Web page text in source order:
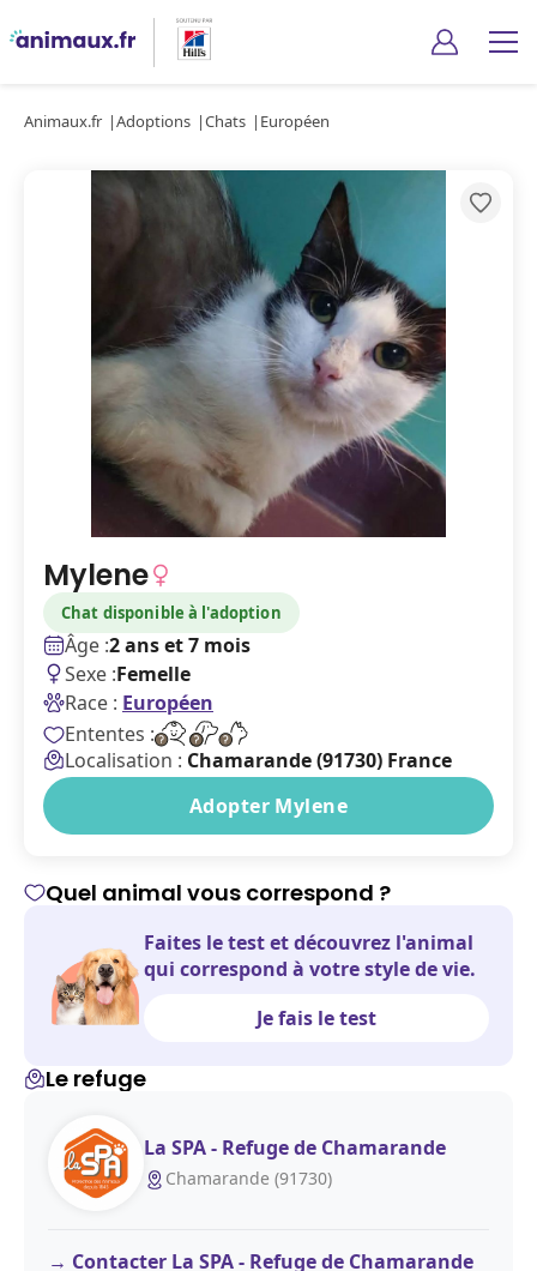
Animaux.fr Adoptions Chats Européen
Mylene
Chat disponible à l'adoption
Âge :2 ans et 7 mois
Sexe :Femelle
Race : Européen
Ententes :
Localisation : Chamarande (91730) France
Adopter Mylene
Quel animal vous correspond ?
Faites le test et découvrez l'animal
qui correspond à votre style de vie.
Je fais le test
Le refuge
La SPA - Refuge de Chamarande
Chamarande (91730)
Contacter La SPA - Refuge de Chamarande